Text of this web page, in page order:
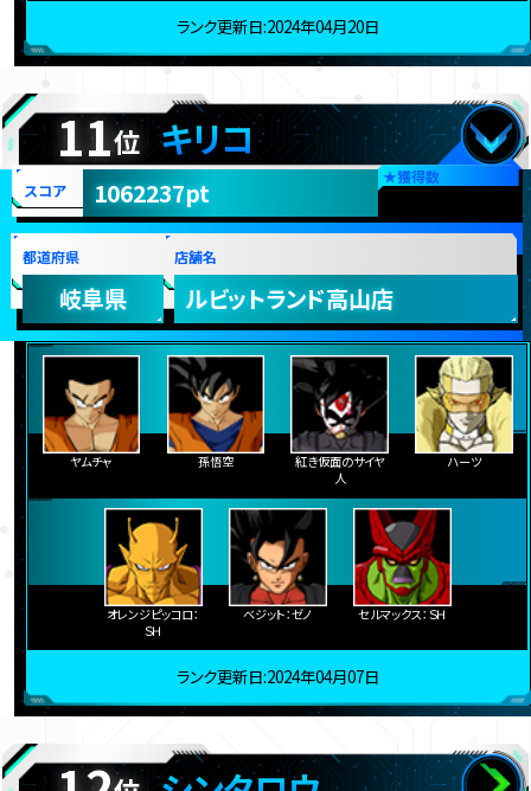
ランク更新日:2024年04月20日
11位 キリコ
★獲得数
スコア 1062237pt
都道府県
岐阜県
店舗名
ルビットランド高山店
ヤムチャ 孫悟空
紅き仮面のサイヤ
人
ハーツ
オレンジピッコロ：
ＳＨ
ベジット：ゼノ セルマックス：ＳＨ
ランク更新日:2024年04月07日